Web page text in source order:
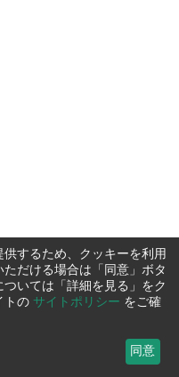
するため、クッキーを利用
だける場合は「同意」ボタ
いては「詳細を見る」をク
トの サイトポリシー をご確
同意